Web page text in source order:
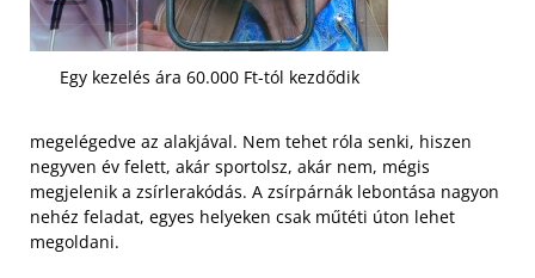
Egy kezelés ára 60.000 Ft-tól kezdődik
megelégedve az alakjával. Nem tehet róla senki, hiszen
negyven év felett, akár sportolsz, akár nem, mégis
megjelenik a zsírlerakódás. A zsírpárnák lebontása nagyon
nehéz feladat, egyes helyeken csak műtéti úton lehet
megoldani.